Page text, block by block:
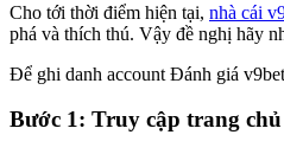
Cho tới thời điểm hiện tại, nhà cái
phá và thích thú. Vậy đề nghị hãy
Để ghi danh account Đánh giá
Bước 1: Truy cập trang